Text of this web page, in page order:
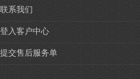
联系我们
登入客户中心
提交售后服务单